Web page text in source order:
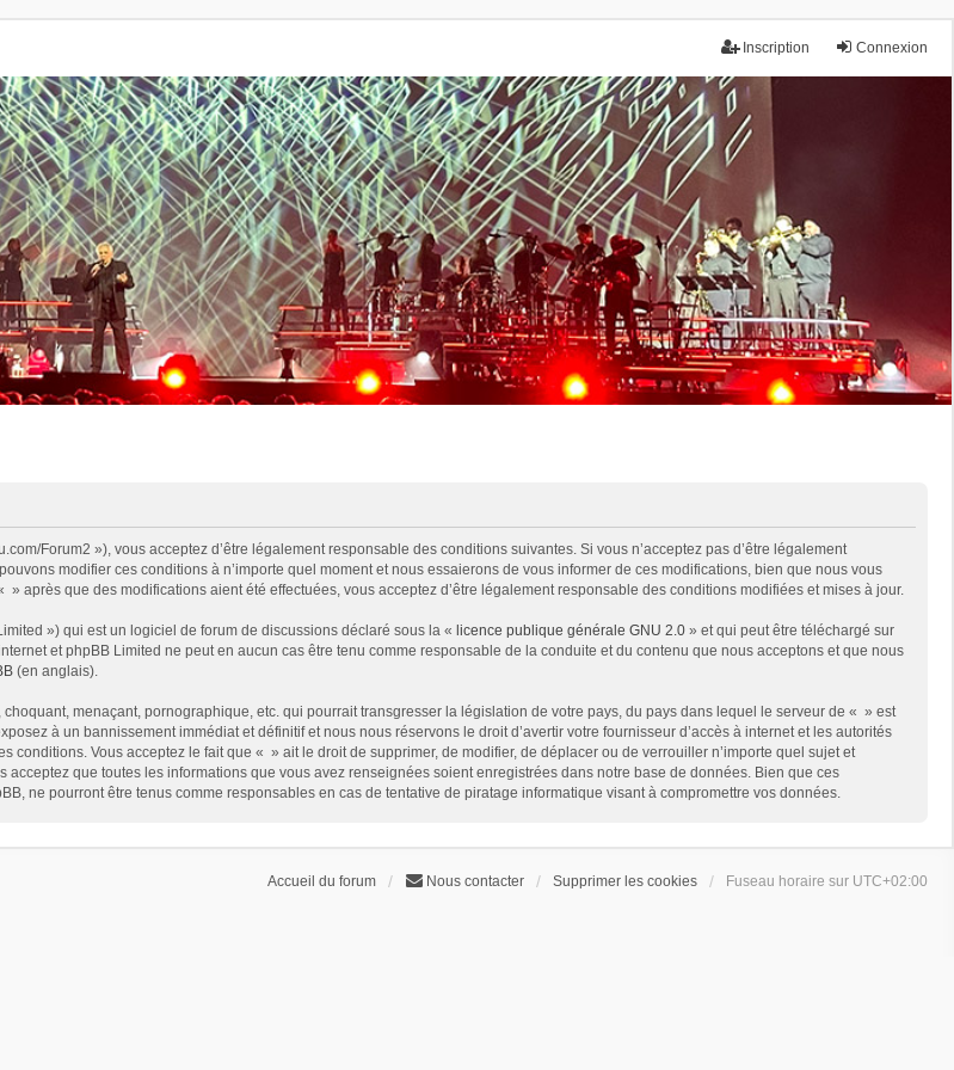
Connexion
Inscription
Forum2 »), vous acceptez d’être légalement responsable des conditions suivantes. Si vous n’acceptez pas d’être légalement
modifier ces conditions à n’importe quel moment et nous essaierons de vous informer de ces modifications, bien que nous vous
après que des modifications aient été effectuées, vous acceptez d’être légalement responsable des conditions modifiées et mises à jour.
») qui est un logiciel de forum de discussions déclaré sous la « licence publique générale GNU 2.0 » et qui peut être téléchargé sur
et phpBB Limited ne peut en aucun cas être tenu comme responsable de la conduite et du contenu que nous acceptons et que nous
(en anglais).
menaçant, pornographique, etc. qui pourrait transgresser la législation de votre pays, du pays dans lequel le serveur de « » est
à un bannissement immédiat et définitif et nous nous réservons le droit d’avertir votre fournisseur d’accès à internet et les autorités
conditions. Vous acceptez le fait que « » ait le droit de supprimer, de modifier, de déplacer ou de verrouiller n’importe quel sujet et
acceptez que toutes les informations que vous avez renseignées soient enregistrées dans notre base de données. Bien que ces
ne pourront être tenus comme responsables en cas de tentative de piratage informatique visant à compromettre vos données.
Accueil du forum Nous contacter Supprimer les cookies Fuseau horaire sur UTC+02:00